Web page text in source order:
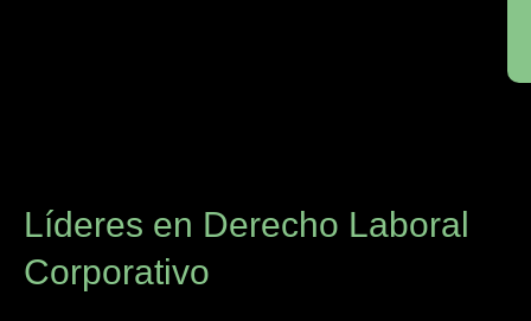
Líderes en Derecho Laboral
Corporativo